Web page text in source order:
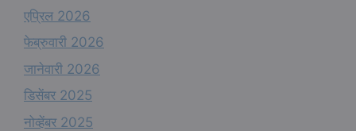
एप्रिल 2026
फेब्रुवारी 2026
जानेवारी 2026
डिसेंबर 2025
नोव्हेंबर 2025